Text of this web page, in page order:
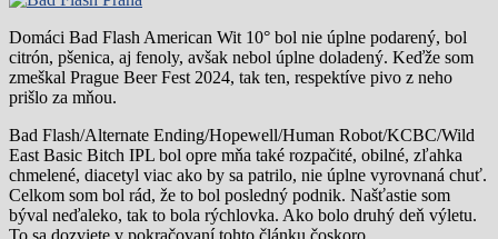
Domáci Bad Flash American Wit 10° bol nie úplne podarený, bol
citrón, pšenica, aj fenoly, avšak nebol úplne doladený. Keďže som
zmeškal Prague Beer Fest 2024, tak ten, respektíve pivo z neho
prišlo za mňou.
Bad Flash/Alternate Ending/Hopewell/Human Robot/KCBC/Wild
East Basic Bitch IPL bol opre mňa také rozpačité, obilné, zľahka
chmelené, diacetyl viac ako by sa patrilo, nie úplne vyrovnaná chuť.
Celkom som bol rád, že to bol posledný podnik. Našťastie som
býval neďaleko, tak to bola rýchlovka. Ako bolo druhý deň výletu.
To sa dozviete v pokračovaní tohto článku čoskoro.